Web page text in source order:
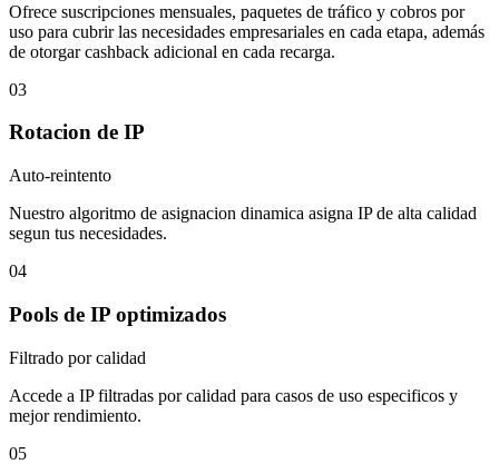
Ofrece suscripciones mensuales, paquetes de tráfico y cobros por
uso para cubrir las necesidades empresariales en cada etapa, además
de otorgar cashback adicional en cada recarga.
03
Rotacion de IP
Auto-reintento
Nuestro algoritmo de asignacion dinamica asigna IP de alta calidad
segun tus necesidades.
04
Pools de IP optimizados
Filtrado por calidad
Accede a IP filtradas por calidad para casos de uso especificos y
mejor rendimiento.
05